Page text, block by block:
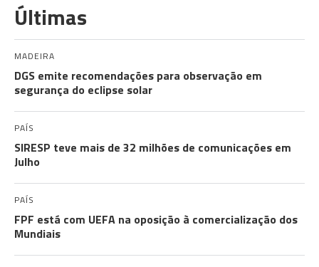
Últimas
MADEIRA
DGS emite recomendações para observação em
segurança do eclipse solar
PAÍS
SIRESP teve mais de 32 milhões de comunicações em
Julho
PAÍS
FPF está com UEFA na oposição à comercialização dos
Mundiais